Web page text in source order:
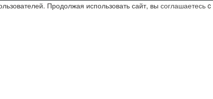
Продолжая использовать сайт, вы соглашаетесь c